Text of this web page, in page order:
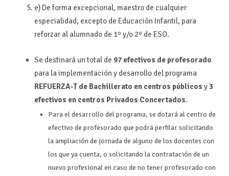
e) De forma excepcional, maestro de cualquier
especialidad, excepto de Educación Infantil, para
reforzar al alumnado de 1º y/o 2º de ESO.
Se destinará un total de 97 efectivos de profesorado
para la implementación y desarrollo del programa
REFUERZA-T de Bachillerato en centros públicos y3
efectivos en centros Privados Concertados.
Para el desarrollo del programa, se dotará al centro de
efectivo de profesorado que podrá perfilar solicitando
la ampliación de jornada de alguno de los docentes con
los que ya cuenta, o solicitando la contratación de un
nuevo profesional en caso de no tener profesorado con